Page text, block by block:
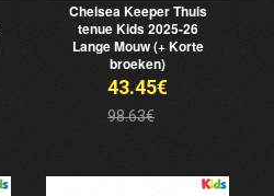
Chelsea Keeper Thuis
tenue Kids 2025-26
Lange Mouw (+ Korte
broeken)
43.45€
98.63€